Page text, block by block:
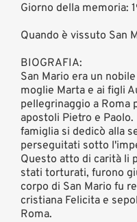
Giorno della memoria:
Quando è vissuto San
BIOGRAFIA:
San Mario era un
moglie Marta e ai figli
pellegrinaggio a Roma
apostoli Pietro e
famiglia si dedicò alla
perseguitati sotto
Questo atto di carità li
stati torturati, furono
corpo di San Mario fu
cristiana Felicita e
Roma.